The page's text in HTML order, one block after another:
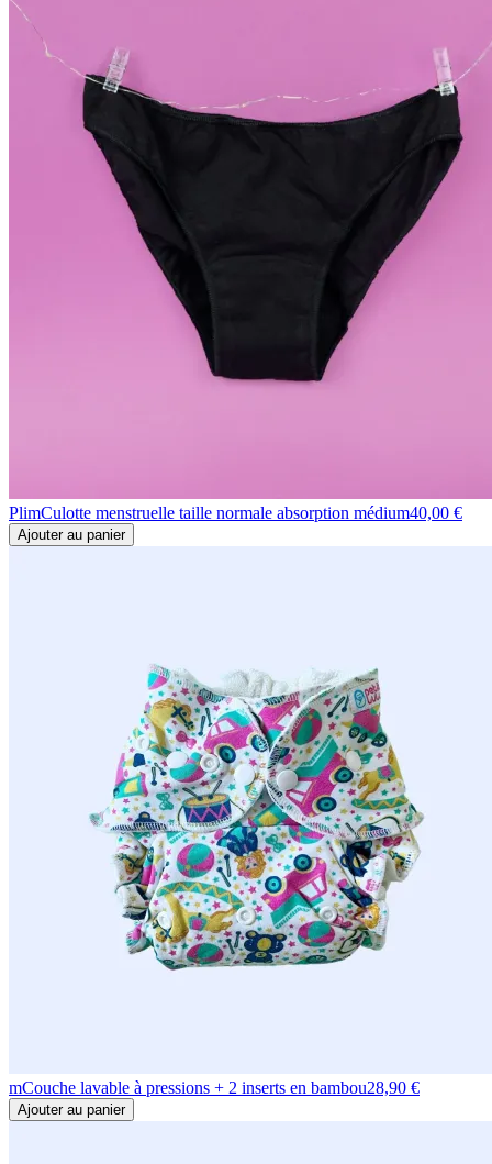
PlimCulotte menstruelle taille normale absorption médium40,00 €
Ajouter au panier
mCouche lavable à pressions + 2 inserts en bambou28,90 €
Ajouter au panier